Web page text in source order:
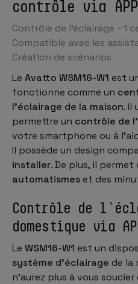
contrôle via
Contrôle de l’éclairage - 1
Compatible avec les
Création de scénarios
Le Avatto WSM16-W1 est
fonctionne comme un
l’éclairage de la maison. Il
permettre un contrôle de
votre smartphone ou à
Il possède un design
installer. De plus, il
automatismes et des
Contrôle de
domestique via
Le WSM16-W1 est un
système d’éclairage de la
n’aurez plus à vous